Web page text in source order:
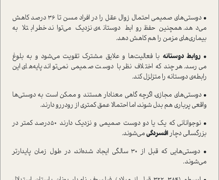
• دوستی‌های صمیمی احتمال زوال عقل را در افراد مسن تا 36 درصد کاهش
می‌دهد. همچنین حفظ روابط دوستانه‌ی نزدیک می‌تواند خطر ابتلا به
بیماری‌های مزمن را هم کاهش دهد.
•روابط دوستانه با فعالیت‌ها و علایق مشترک تقویت می‌شود و به بلوغ
می‌رسد. هر چند که اختلاف نظر با دوست صمیمی نمی‌تواند پایه‌های این
رابطه‌ی دوستانه را متزلزل کند.
• دوستی‌های مجازی، اگرچه گاهی معنادار هستند‌ و ممکن ا‌ست به دوستی‌ها
واقعی پرباری هم بدل شوند، اما احتمالا عمق کمتری از رو‌در‌رو دارند.
• نوجوانانی که یک یا دو دوست صمیمی و نزدیک دارند 50‌درصد کمتر در
بزرگسالی دچارافسردگیمی‌شوند.
• دوستی‌هایی که قبل از 30 سالگی ایجاد شده‌اند، در طول زمان پایدارتر
می‌شوند.